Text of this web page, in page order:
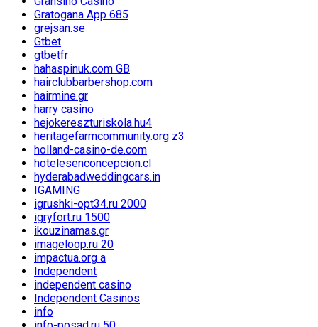
Gratogana App 685
grejsan.se
Gtbet
gtbetfr
hahaspinuk.com GB
hairclubbarbershop.com
hairmine.gr
harry casino
hejokereszturiskola.hu4
heritagefarmcommunity.org z3
holland-casino-de.com
hotelesenconcepcion.cl
hyderabadweddingcars.in
IGAMING
igrushki-opt34.ru 2000
igryfort.ru 1500
ikouzinamas.gr
imageloop.ru 20
impactua.org a
Independent
independent casino
Independent Casinos
info